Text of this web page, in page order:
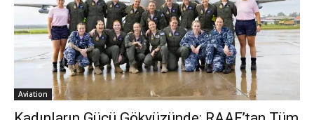
Aviation